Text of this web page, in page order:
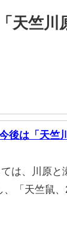
天竺
は「天竺
は、川原と
「天竺鼠、